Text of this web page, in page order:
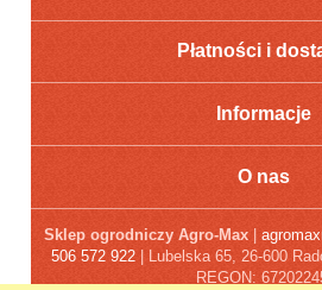
Płatności i
Informacje
O nas
Sklep ogrodniczy Agro-Max |
506 572 922 | Lubelska 65, 26-600
REGON: